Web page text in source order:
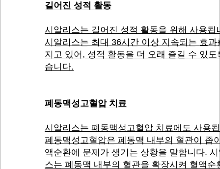
길어진 성적 활동
시알리스는 길어진 성적 활동을 위해 사용됩
시알리스는 최대 36시간 이상 지속되는 효과
지고 있어, 성적 활동을 더 오래 즐길 수 있도
습니다.
폐동맥성고혈압 치료
시알리스는 폐동맥성고혈압 치료에도 사용
폐동맥성고혈압은 폐동맥 내부의 혈관이 좁
액순환에 문제가 생기는 상황을 말합니다.
스는 폐동맥 내부의 혈관을 확장시켜 혈액순